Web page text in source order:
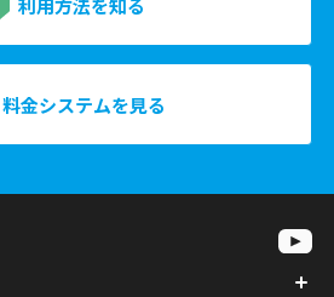
料金システムを見る